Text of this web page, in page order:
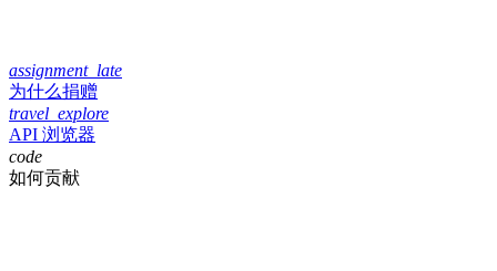
assignment_late
为什么捐赠
travel_explore
API 浏览器
code
如何贡献